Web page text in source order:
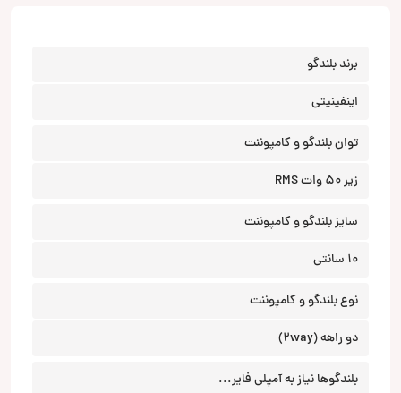
برند بلندگو
اینفینیتی
توان بلندگو و کامپوننت
زیر 50 وات RMS
سایز بلندگو و کامپوننت
10 سانتی
نوع بلندگو و کامپوننت
دو راهه (2way)
بلندگوها نیاز به آمپلی فایر...